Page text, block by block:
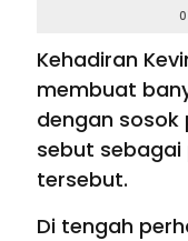
Kehadiran
membuat
dengan sosok
sebut
tersebut.
Di tengah